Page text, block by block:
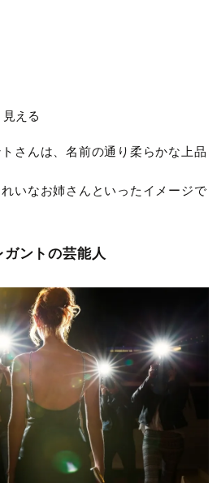
える
さんは、名前の通り柔らかな上品
いなお姉さんといったイメージで
ントの芸能人